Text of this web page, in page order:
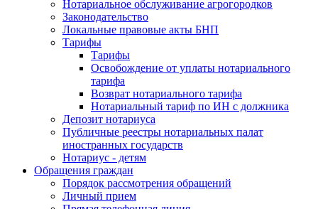
Нотариальное обслуживание агрогородков
Законодательство
Локальные правовые акты БНП
Тарифы
Тарифы
Освобождение от уплаты нотариального
тарифа
Возврат нотариального тарифа
Нотариальный тариф по ИН с должника
Депозит нотариуса
Публичные реестры нотариальных палат
иностранных государств
Нотариус - детям
Обращения граждан
Порядок рассмотрения обращений
Личный прием